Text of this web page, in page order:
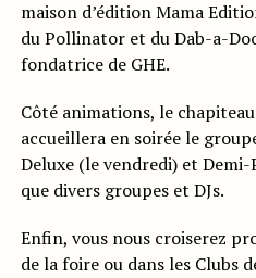
maison d’édition Mama
du Pollinator et du Dab-a-
fondatrice de GHE.
Côté animations, le
accueillera en soirée le
Deluxe (le vendredi) et
que divers groupes et DJs.
Enfin, vous nous croiserez
de la foire ou dans les Clubs